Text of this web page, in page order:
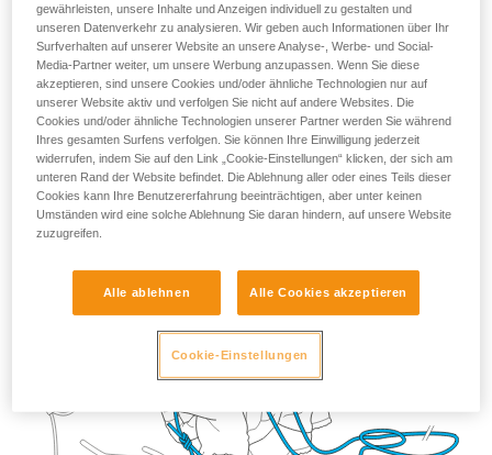
gewährleisten, unsere Inhalte und Anzeigen individuell zu gestalten und
unseren Datenverkehr zu analysieren. Wir geben auch Informationen über Ihr
Surfverhalten auf unserer Website an unsere Analyse-, Werbe- und Social-
Media-Partner weiter, um unsere Werbung anzupassen. Wenn Sie diese
akzeptieren, sind unsere Cookies und/oder ähnliche Technologien nur auf
unserer Website aktiv und verfolgen Sie nicht auf andere Websites. Die
Cookies und/oder ähnliche Technologien unserer Partner werden Sie während
Ihres gesamten Surfens verfolgen. Sie können Ihre Einwilligung jederzeit
widerrufen, indem Sie auf den Link „Cookie-Einstellungen“ klicken, der sich am
unteren Rand der Website befindet. Die Ablehnung aller oder eines Teils dieser
Cookies kann Ihre Benutzererfahrung beeinträchtigen, aber unter keinen
Umständen wird eine solche Ablehnung Sie daran hindern, auf unsere Website
zuzugreifen.
Alle ablehnen Alle Cookies akzeptieren
Cookie-Einstellungen